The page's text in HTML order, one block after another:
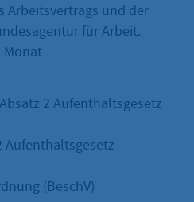
Arbeitsvertrags und der
für Arbeit.
Monat
2 Aufenthaltsgesetz
Aufenthaltsgesetz
(BeschV)